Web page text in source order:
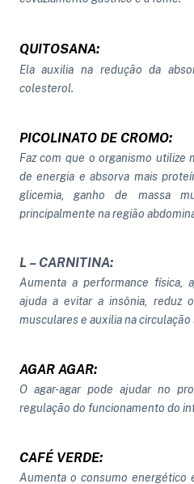
QUITOSANA:
Ela auxilia na redução da
colesterol.
PICOLINATO DE CROMO:
Faz com que o organismo utilize
de energia e absorva mais
glicemia, ganho de massa
principalmente na região
L – CARNITINA:
Aumenta a performance física,
ajuda a evitar a insônia, reduz
musculares e auxilia na circulação
AGAR AGAR:
O agar-agar pode ajudar no
regulação do funcionamento do
CAFÉ VERDE:
Aumenta o consumo energético